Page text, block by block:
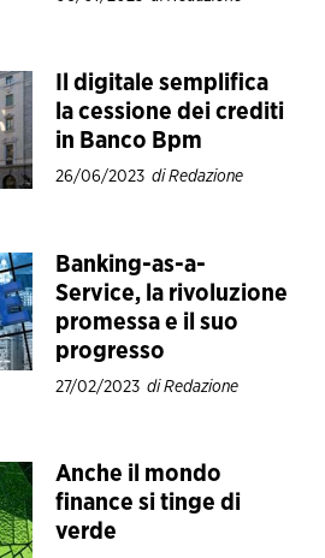
Il digitale semplifica
la cessione dei crediti
in Banco Bpm
26/06/2023 di Redazione
Banking-as-a-
Service, la rivoluzione
promessa e il suo
progresso
27/02/2023 di Redazione
Anche il mondo
finance si tinge di
verde